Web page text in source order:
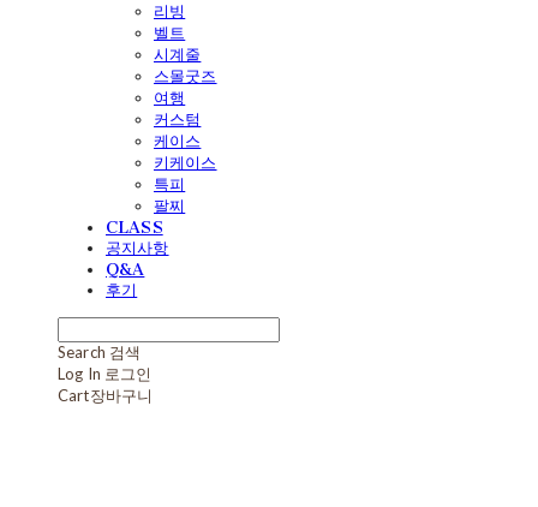
리빙
벨트
시계줄
스몰굿즈
여행
커스텀
케이스
키케이스
특피
팔찌
CLASS
공지사항
Q&A
후기
Search 검색
Log In 로그인
Cart장바구니